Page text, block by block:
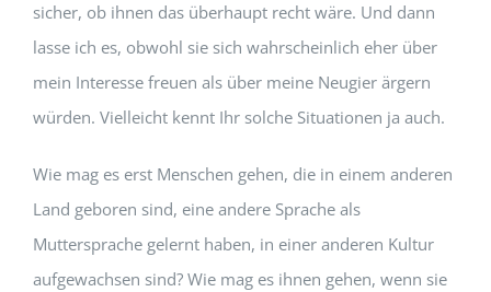
sicher, ob ihnen das überhaupt recht wäre. Und dann
lasse ich es, obwohl sie sich wahrscheinlich eher über
mein Interesse freuen als über meine Neugier ärgern
würden. Vielleicht kennt Ihr solche Situationen ja auch.
Wie mag es erst Menschen gehen, die in einem anderen
Land geboren sind, eine andere Sprache als
Muttersprache gelernt haben, in einer anderen Kultur
aufgewachsen sind? Wie mag es ihnen gehen, wenn sie